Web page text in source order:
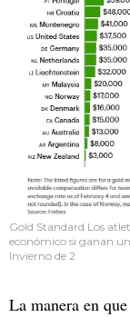
Gold Standard Los
económico si ganan
Invierno de 2
La manera en